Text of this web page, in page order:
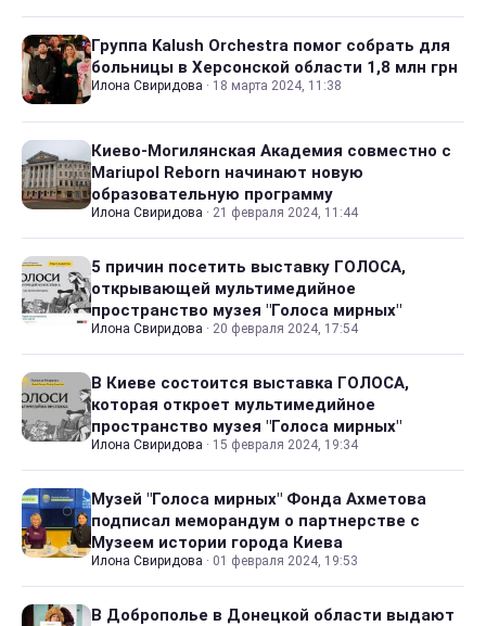
Группа Kalush Orchestra помог собрать для
больницы в Херсонской области 1,8 млн грн
Илона Свиридова · 18 марта 2024, 11:38
Киево-Могилянская Академия совместно с
Mariupol Reborn начинают новую
образовательную программу
Илона Свиридова · 21 февраля 2024, 11:44
5 причин посетить выставку ГОЛОСА,
открывающей мультимедийное
пространство музея "Голоса мирных"
Илона Свиридова · 20 февраля 2024, 17:54
В Киеве состоится выставка ГОЛОСА,
которая откроет мультимедийное
пространство музея "Голоса мирных"
Илона Свиридова · 15 февраля 2024, 19:34
Музей "Голоса мирных" Фонда Ахметова
подписал меморандум о партнерстве с
Музеем истории города Киева
Илона Свиридова · 01 февраля 2024, 19:53
В Доброполье в Донецкой области выдают